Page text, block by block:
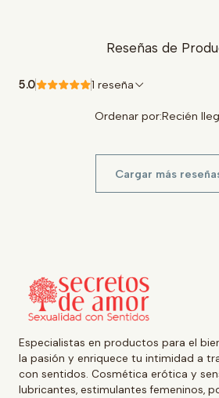
Reseñas de
5.0 1 reseña
Ordenar por:Recién
Cargar más
Especialistas en productos para el
la pasión y enriquece tu intimidad a
con sentidos. Cosmética erótica y
lubricantes, estimulantes femeninos,